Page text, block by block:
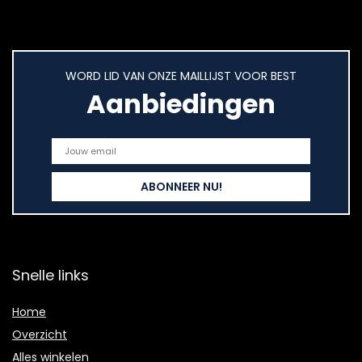
WORD LID VAN ONZE MAILLIJST VOOR BEST
Aanbiedingen
Snelle links
Home
Overzicht
Alles winkelen